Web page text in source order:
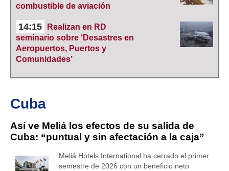
combustible de aviación
14:15
Realizan en RD
seminario sobre ‘Desastres en
Aeropuertos, Puertos y
Comunidades’
Cuba
Así ve Meliá los efectos de su salida de
Cuba: “puntual y sin afectación a la caja”
Meliá Hotels International ha cerrado el primer
semestre de 2026 con un beneficio neto